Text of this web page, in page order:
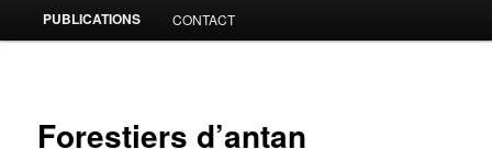
to
content
PUBLICATIONS CONTACT
Forestiers d’antan